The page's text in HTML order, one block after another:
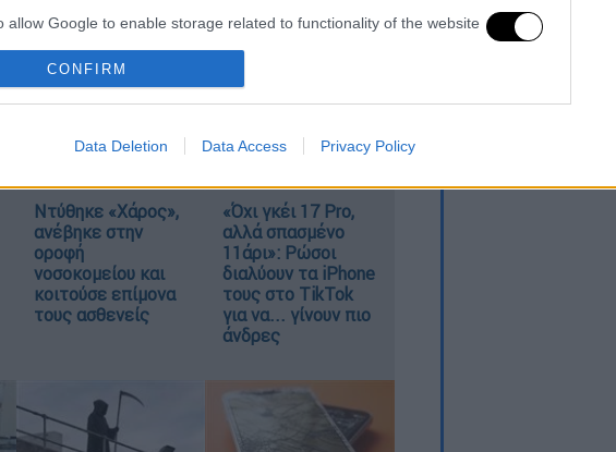
allow Google to enable storage related to functionality of the website
allow Google to enable storage related to personalization.
allow Google to enable storage related to security, including
CONFIRM
Data Deletion Data Access Privacy Policy
εγκληματικής οργάνωσηςπου
σχετικές με τον
αστυνομία, μέχρι στιγμής έχουν
Ντύθηκε «Χάρος»,
ανέβηκε στην
οροφή
νοσοκομείου και
κοιτούσε επίμονα
τους ασθενείς
«Όχι γκέι 17 Pro,
αλλά σπασμένο
11άρι»: Ρώσοι
διαλύουν τα iPhone
τους στο TikTok
για να... γίνουν πιο
άνδρες